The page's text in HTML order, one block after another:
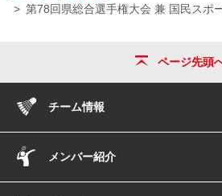
第78回県総合選手権大会 兼 国民スポ
ページ先頭
チーム情報
メンバー紹介